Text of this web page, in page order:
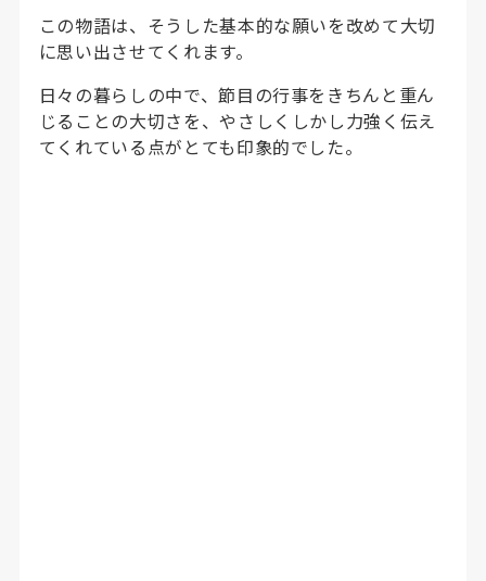
この物語は、そうした基本的な願いを改めて大切
に思い出させてくれます。
日々の暮らしの中で、節目の行事をきちんと重ん
じることの大切さを、やさしくしかし力強く伝え
てくれている点がとても印象的でした。